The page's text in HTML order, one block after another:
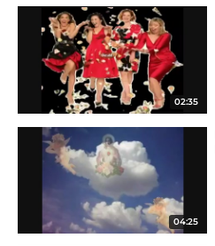
02:35
04:25